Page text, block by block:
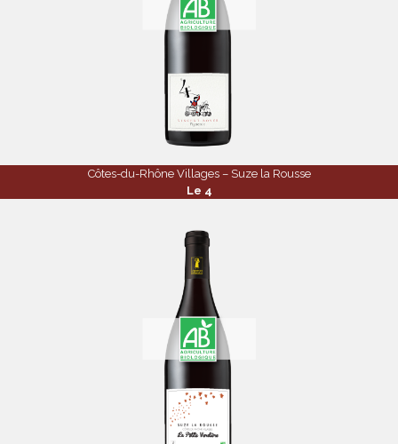
Côtes-du-Rhône Villages – Suze la Rousse
Le 4